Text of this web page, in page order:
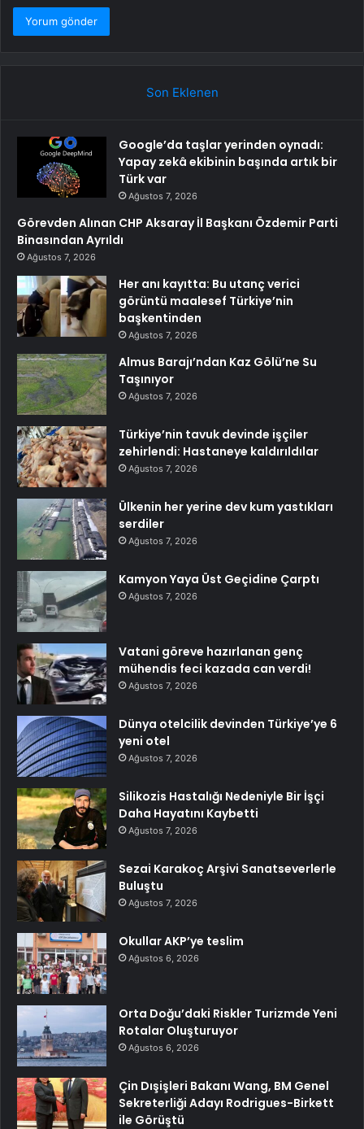
Son Eklenen
Google’da taşlar yerinden oynadı:
Yapay zekâ ekibinin başında artık bir
Türk var
Ağustos 7, 2026
Görevden Alınan CHP Aksaray İl Başkanı Özdemir Parti
Binasından Ayrıldı
Ağustos 7, 2026
Her anı kayıtta: Bu utanç verici
görüntü maalesef Türkiye’nin
başkentinden
Ağustos 7, 2026
Almus Barajı’ndan Kaz Gölü’ne Su
Taşınıyor
Ağustos 7, 2026
Türkiye’nin tavuk devinde işçiler
zehirlendi: Hastaneye kaldırıldılar
Ağustos 7, 2026
Ülkenin her yerine dev kum yastıkları
serdiler
Ağustos 7, 2026
Kamyon Yaya Üst Geçidine Çarptı
Ağustos 7, 2026
Vatani göreve hazırlanan genç
mühendis feci kazada can verdi!
Ağustos 7, 2026
Dünya otelcilik devinden Türkiye’ye 6
yeni otel
Ağustos 7, 2026
Silikozis Hastalığı Nedeniyle Bir İşçi
Daha Hayatını Kaybetti
Ağustos 7, 2026
Sezai Karakoç Arşivi Sanatseverlerle
Buluştu
Ağustos 7, 2026
Okullar AKP’ye teslim
Ağustos 6, 2026
Orta Doğu’daki Riskler Turizmde Yeni
Rotalar Oluşturuyor
Ağustos 6, 2026
Çin Dışişleri Bakanı Wang, BM Genel
Sekreterliği Adayı Rodrigues-Birkett
ile Görüştü